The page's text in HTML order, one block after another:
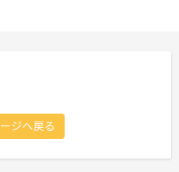
ジへ戻る